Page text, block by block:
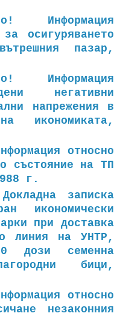
Информация
осигуряването
пазар,
Информация
негативни
напрежения в
икономиката,
относно
състояние на ТП
г.
записка
икономически
при доставка
линия на УНТР,
дози семенна
бици,
относно
незаконния